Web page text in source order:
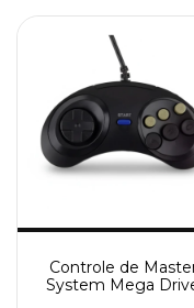
Controle de
System Mega